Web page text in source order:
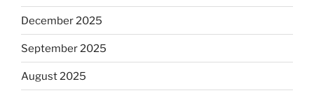
December 2025
September 2025
August 2025